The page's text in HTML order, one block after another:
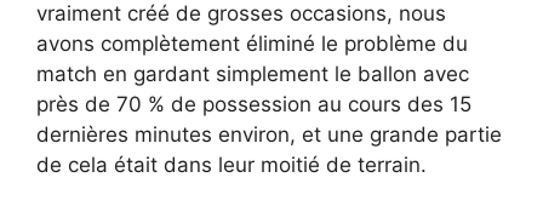
vraiment créé de grosses occasions, nous
avons complètement éliminé le problème du
match en gardant simplement le ballon avec
près de 70 % de possession au cours des 15
dernières minutes environ, et une grande partie
de cela était dans leur moitié de terrain.